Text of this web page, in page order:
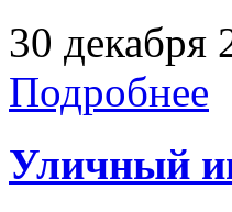
30 декабря
Подробнее
Уличный